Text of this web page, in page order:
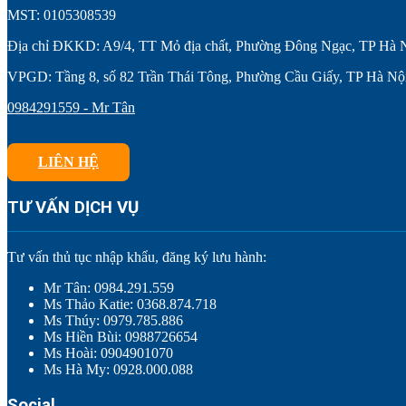
MST: 0105308539
Địa chỉ ĐKKD: A9/4, TT Mỏ địa chất, Phường Đông Ngạc, TP Hà
VPGD: Tầng 8, số 82 Trần Thái Tông, Phường Cầu Giấy, TP Hà
0984291559 - Mr Tân
LIÊN HỆ
TƯ VẤN DỊCH VỤ
Tư vấn thủ tục nhập khẩu, đăng ký lưu hành:
Mr Tân: 0984.291.559
Ms Thảo Katie: 0368.874.718
Ms Thúy: 0979.785.886
Ms Hiền Bùi: 0988726654
Ms Hoài: 0904901070
Ms Hà My: 0928.000.088